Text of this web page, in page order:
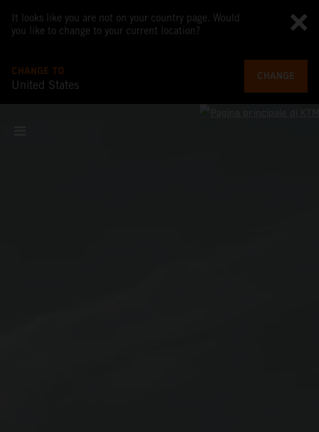
It looks like you are not on your country page. Would
you like to change to your current location?
CHANGE TO
United States
CHANGE